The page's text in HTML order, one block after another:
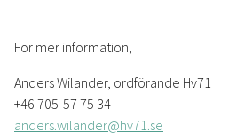
För mer information,
Anders Wilander, ordförande Hv71
+46 705-57 75 34
anders.wilander@hv71.se